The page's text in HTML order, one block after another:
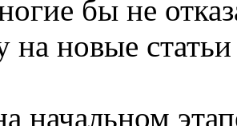
бы не
на новые
начальном